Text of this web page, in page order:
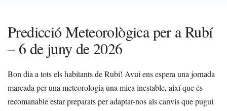
Predicció Meteorològica per a Rubí
– 6 de juny de 2026
Bon dia a tots els habitants de Rubí! Avui ens espera una jornada
marcada per una meteorologia una mica inestable, així que és
recomanable estar preparats per adaptar-nos als canvis que pugui